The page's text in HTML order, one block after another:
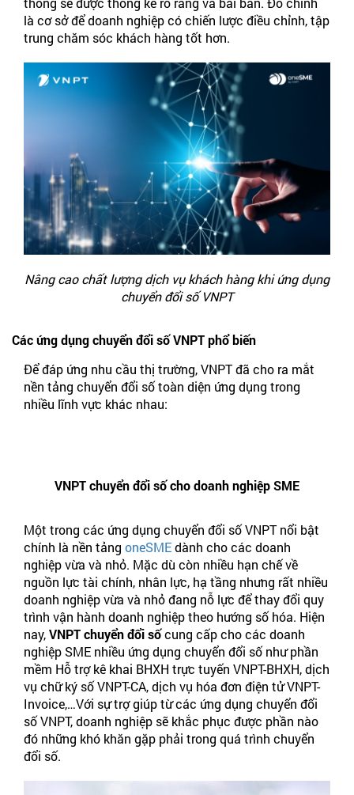
là cơ sở để doanh nghiệp có chiến lược điều chỉnh, tập
trung chăm sóc khách hàng tốt hơn.
Nâng cao chất lượng dịch vụ khách hàng khi ứng dụng
chuyển đổi số VNPT
Các ứng dụng chuyển đổi số VNPT phổ biến
Để đáp ứng nhu cầu thị trường, VNPT đã cho ra mắt
nền tảng chuyển đổi số toàn diện ứng dụng trong
nhiều lĩnh vực khác nhau:
VNPT chuyển đổi số cho doanh nghiệp SME
Một trong các ứng dụng chuyển đổi số VNPT nổi bật
chính là nền tảng oneSMEdành cho các doanh
nghiệp vừa và nhỏ. Mặc dù còn nhiều hạn chế về
nguồn lực tài chính, nhân lực, hạ tầng nhưng rất nhiều
doanh nghiệp vừa và nhỏ đang nỗ lực để thay đổi quy
trình vận hành doanh nghiệp theo hướng số hóa. Hiện
nay,VNPT chuyển đổi sốcung cấp cho các doanh
nghiệp SME nhiều ứng dụng chuyển đổi số như phần
mềm Hỗ trợ kê khai BHXH trực tuyến VNPT-BHXH, dịch
vụ chữ ký số VNPT-CA, dịch vụ hóa đơn điện tử VNPT-
Invoice,…Với sự trợ giúp từ các ứng dụng chuyển đổi
số VNPT, doanh nghiệp sẽ khắc phục được phần nào
đó những khó khăn gặp phải trong quá trình chuyển
đổi số.